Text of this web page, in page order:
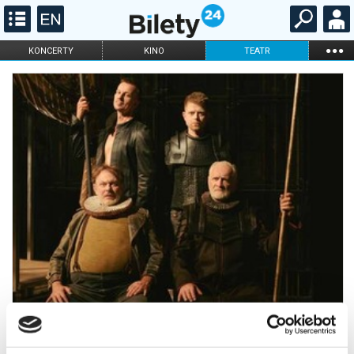
KONCERTY KINO TEATR ...
FILHARMONIA OPERA I BALET
DLA DZIECI